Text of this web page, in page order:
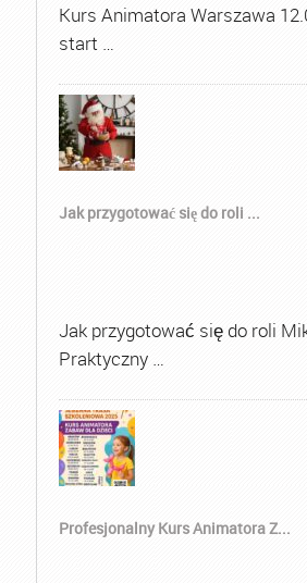
Kurs Animatora Warszawa
start …
Jak przygotować się do roli ...
Jak przygotować się do roli
Praktyczny …
Profesjonalny Kurs Animatora Z...